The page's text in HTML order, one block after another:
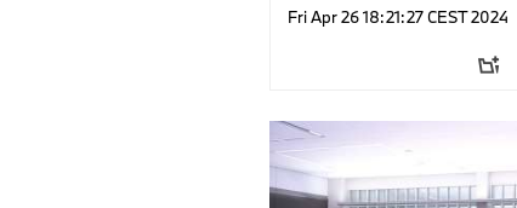
Fri Apr 26 18:21:27 CEST 2024